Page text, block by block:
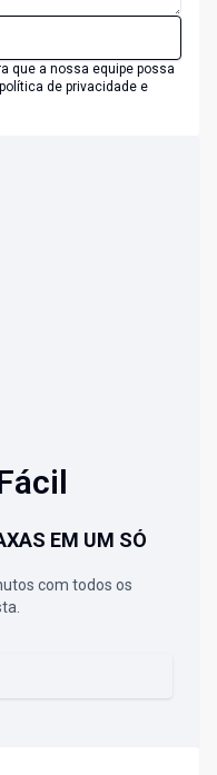
que a nossa equipe possa
política de privacidade e
EM UM SÓ
com todos os